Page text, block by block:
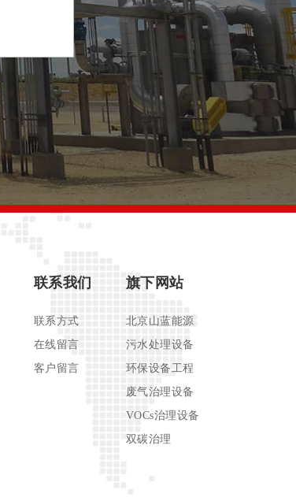
联系我们
联系方式
在线留言
客户留言
旗下网站
北京山蓝能源
污水处理设备
环保设备工程
废气治理设备
VOCs治理设备
双碳治理